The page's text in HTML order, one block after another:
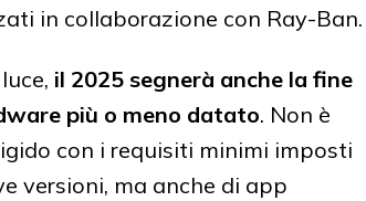
in collaborazione con Ray-Ban.
il 2025 segnerà anche la fine
più o meno datato. Non è
con i requisiti minimi imposti
versioni, ma anche di app